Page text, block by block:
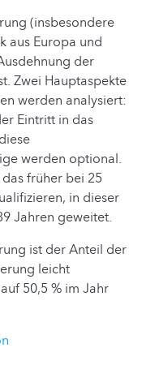
(insbesondere
aus Europa und
der
Zwei Hauptaspekte
werden analysiert:
Eintritt in das
werden optional.
früher bei 25
in dieser
Jahren geweitet.
ist der Anteil der
leicht
50,5 % im Jahr